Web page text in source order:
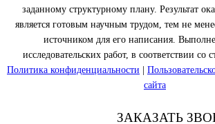
заданному структурному плану. Результат
является готовым научным трудом, тем не
источником для его написания.
исследовательских работ, в соответствии со
Политика конфиденциальности
сайта
ЗАКАЗАТЬ